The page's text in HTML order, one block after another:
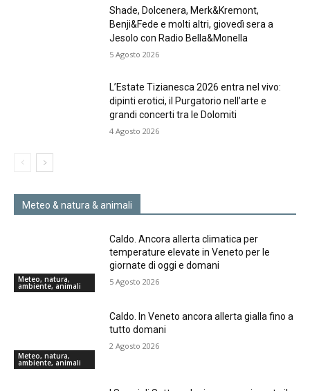
Shade, Dolcenera, Merk&Kremont,
Benji&Fede e molti altri, giovedì sera a
Jesolo con Radio Bella&Monella
5 Agosto 2026
L’Estate Tizianesca 2026 entra nel vivo:
dipinti erotici, il Purgatorio nell’arte e
grandi concerti tra le Dolomiti
4 Agosto 2026
Meteo & natura & animali
Meteo, natura,
ambiente, animali
Caldo. Ancora allerta climatica per
temperature elevate in Veneto per le
giornate di oggi e domani
5 Agosto 2026
Meteo, natura,
ambiente, animali
Caldo. In Veneto ancora allerta gialla fino a
tutto domani
2 Agosto 2026